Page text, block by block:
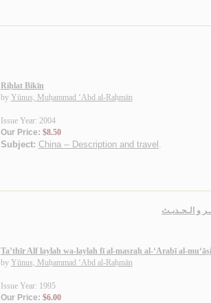
Riḥlat Bikīn
by Yūnus, Muḥammad ‘Abd al-Raḥmān
Issue Year: 2004
Our Price: $8.50
Subject: China -- Description and travel .
و الـحـديـث
Ta’thīr Alf laylah wa-laylah fī al-masraḥ al-‘Arabī al-
by Yūnus, Muḥammad ‘Abd al-Raḥmān
Issue Year: 1995
Our Price: $6.00